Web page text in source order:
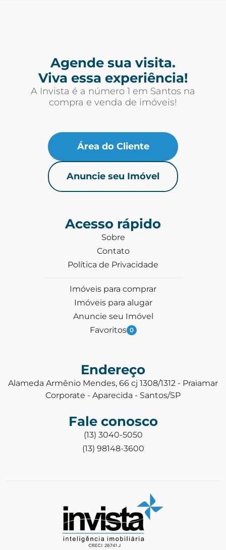
Agende sua visita.
Viva essa experiência!
A Invista é a número 1 em Santos na
compra e venda de imóveis!
Área do Cliente
Anuncie seu Imóvel
Acesso rápido
Sobre
Contato
Política de Privacidade
Imóveis para comprar
Imóveis para alugar
Anuncie seu Imóvel
Favoritos 0
Endereço
Alameda Armênio Mendes, 66 cj 1308/1312 - Praiamar
Corporate - Aparecida - Santos/SP
Fale conosco
(13) 3040-5050
(13) 98148-3600